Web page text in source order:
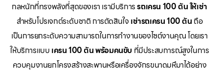
กลหนักที่ทรงพลังที่สุดของเรา เรามีบริการรถเครน 100 ตัน ให้เช่า
สำหรับโปรเจกต์ระดับชาติ การตัดสินใจ เช่ารถเครน 100 ตัน ถือ
เป็นการยกระดับความสามารถในการทำงานของไซต์งานคุณ โดยเรา
ให้บริการแบบ เครน 100 ตัน พร้อมคนขับ ที่มีประสบการณ์สูงในการ
ควบคุมงานยกโครงสร้างสะพานหรือเครื่องจักรขนาดมหึมาได้อย่าง